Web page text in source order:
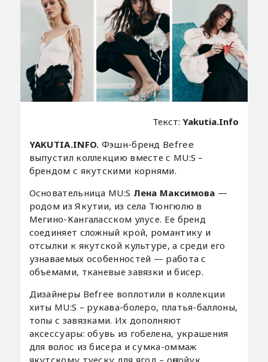
Текст:Yakutia.Info
YAKUTIA.INFO. Фэшн-бренд Befree
выпустил коллекцию вместе с MU:S –
брендом с якутскими корнями.
Основательница MU:S Лена Максимова —
родом из Якутии, из села Тюнгюлю в
Мегино-Кангаласском улусе. Ее бренд
соединяет сложный крой, романтику и
отсылки к якутской культуре, а среди его
узнаваемых особенностей — работа с
объемами, тканевые завязки и бисер.
Дизайнеры Befree воплотили в коллекции
хиты MU:S – рукава-болеро, платья-баллоны,
топы с завязками. Их дополняют
аксессуары: обувь из гобелена, украшения
для волос из бисера и сумка-оммаж
якутскому туеску для ягод – оҥоойук.